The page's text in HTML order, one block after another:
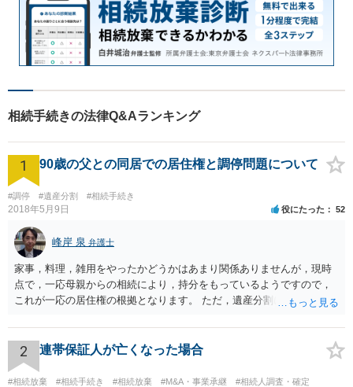
相続手続きの法律Q&Aランキング
1 90歳の父との同居での居住権と調停問題について
#調停 #遺産分割 #相続手続き
2018年5月9日 役にたった 52
峰岸 泉 弁護士
家事，料理，雑用をやったかどうかはあまり関係ありませんが，現時
点で，一応母親からの相続により，持分をもっているようですので，
これが一応の居住権の根拠となります。 ただ，遺産分割により，母の
2 連帯保証人が亡くなった場合
#相続放棄 #相続手続き #相続放棄 #M&A・事業承継
#相続人調査・確定